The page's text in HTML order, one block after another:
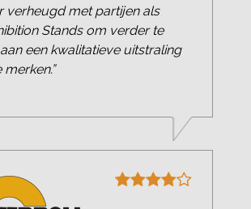
verheugd met partijen als
Stands om verder te
een kwalitatieve uitstraling